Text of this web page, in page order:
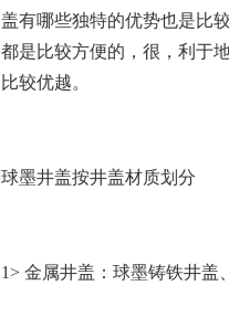
盖有哪些独特的优势也是比
都是比较方便的，很，利于
比较优越。
球墨井盖按井盖材质划分
1> 金属井盖：球墨铸铁井盖